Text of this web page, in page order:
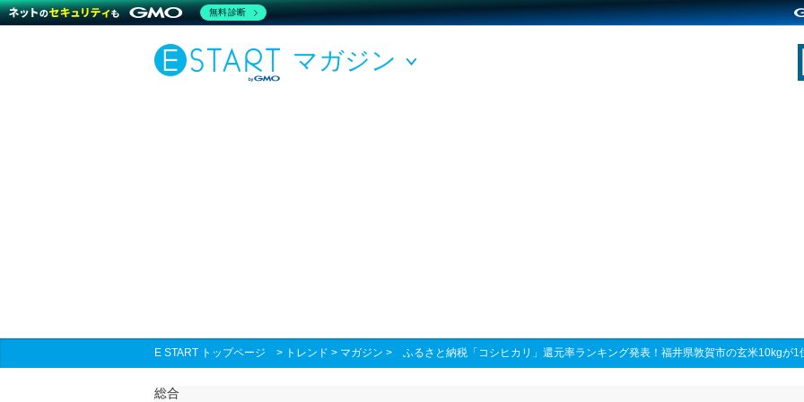
マガジン
E START トップページ > トレンド > マガジン > ふるさと納税「コシヒカリ」還元率ランキング発表！福井県敦賀市の玄米10kgが1
総合
無料診断